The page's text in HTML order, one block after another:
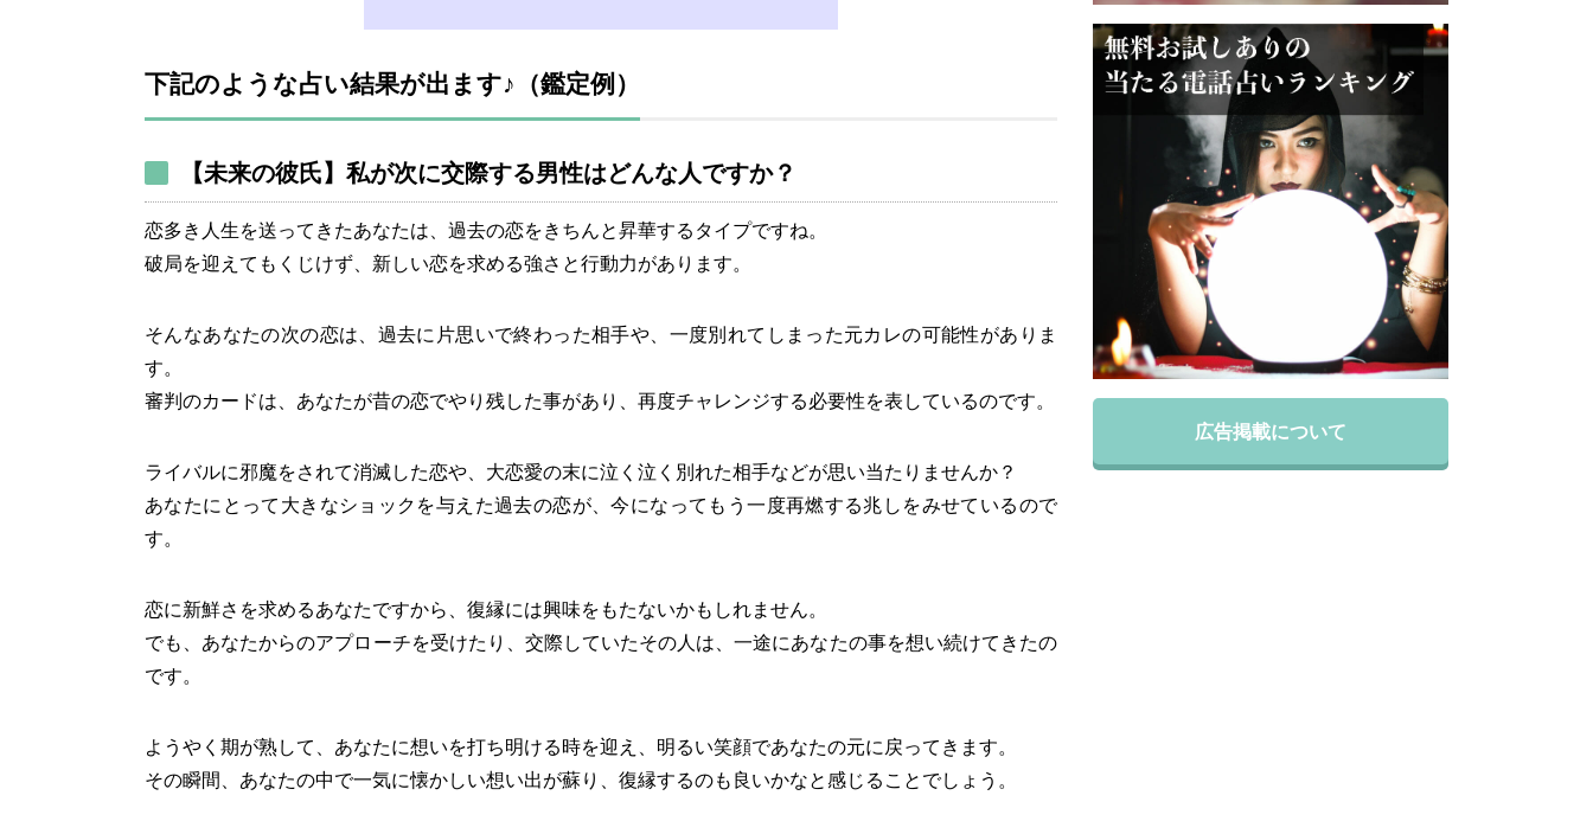
下記のような占い結果が出ます♪（鑑定例）
【未来の彼氏】私が次に交際する男性はどんな人ですか？
恋多き人生を送ってきたあなたは、過去の恋をきちんと昇華するタイプですね。
破局を迎えてもくじけず、新しい恋を求める強さと行動力があります。
そんなあなたの次の恋は、過去に片思いで終わった相手や、一度別れてしまった元カレの可能性がありま
す。
審判のカードは、あなたが昔の恋でやり残した事があり、再度チャレンジする必要性を表しているのです。
ライバルに邪魔をされて消滅した恋や、大恋愛の末に泣く泣く別れた相手などが思い当たりませんか？
あなたにとって大きなショックを与えた過去の恋が、今になってもう一度再燃する兆しをみせているので
す。
恋に新鮮さを求めるあなたですから、復縁には興味をもたないかもしれません。
でも、あなたからのアプローチを受けたり、交際していたその人は、一途にあなたの事を想い続けてきたの
です。
ようやく期が熟して、あなたに想いを打ち明ける時を迎え、明るい笑顔であなたの元に戻ってきます。
その瞬間、あなたの中で一気に懐かしい想い出が蘇り、復縁するのも良いかなと感じることでしょう。
広告掲載について